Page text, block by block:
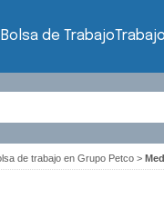
Bolsa de Trabajo
de trabajo en Grupo Petco >